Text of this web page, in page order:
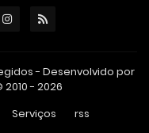
- Desenvolvido por
- 2026
Serviços rss